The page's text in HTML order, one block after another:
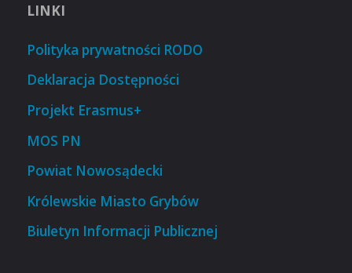
LINKI
Polityka prywatności RODO
Deklaracja Dostępności
Projekt Erasmus+
MOS PN
Powiat Nowosądecki
Królewskie Miasto Grybów
Biuletyn Informacji Publicznej